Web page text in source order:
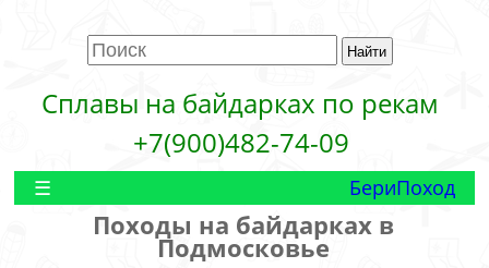
Сплавы на байдарках по рекам
+7(900)482-74-09
БериПоход
Походы на байдарках в
Подмосковье